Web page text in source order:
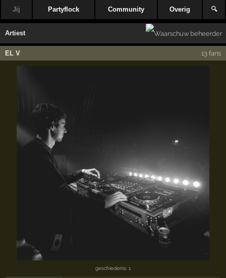
Jij Partyflock Community Overig 🔍
Artiest
EL V 13 fans
geschiedenis: 1